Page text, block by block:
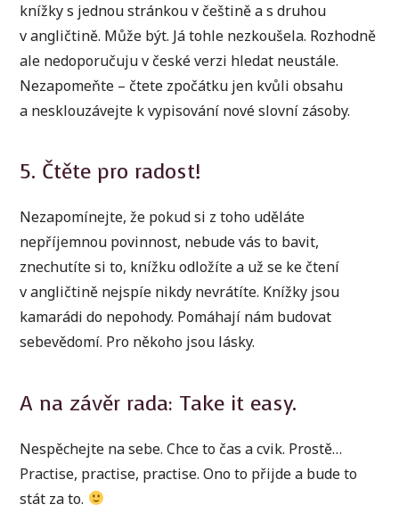
knížky s jednou stránkou v češtině a s druhou
v angličtině. Může být. Já tohle nezkoušela. Rozhodně
ale nedoporučuju v české verzi hledat neustále.
Nezapomeňte – čtete zpočátku jen kvůli obsahu
a nesklouzávejte k vypisování nové slovní zásoby.
5. Čtěte pro radost!
Nezapomínejte, že pokud si z toho uděláte
nepříjemnou povinnost, nebude vás to bavit,
znechutíte si to, knížku odložíte a už se ke čtení
v angličtině nejspíe nikdy nevrátíte. Knížky jsou
kamarádi do nepohody. Pomáhají nám budovat
sebevědomí. Pro někoho jsou lásky.
A na závěr rada: Take it easy.
Nespěchejte na sebe. Chce to čas a cvik. Prostě…
Practise, practise, practise. Ono to přijde a bude to
stát za to.